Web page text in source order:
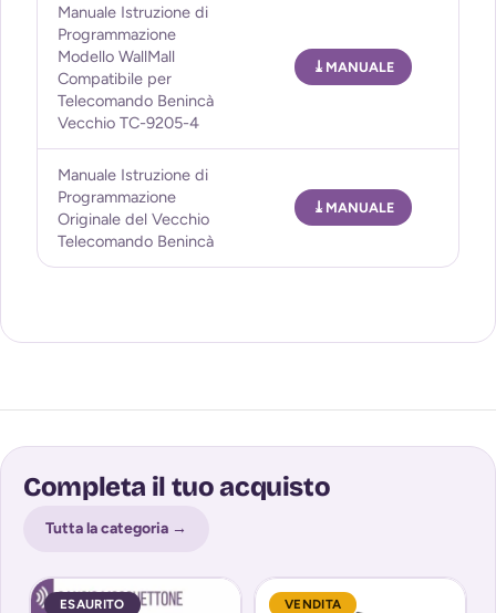
Manuale Istruzione di
Programmazione
Modello WallMall
Compatibile per
Telecomando Benincà
Vecchio TC-9205-4
MANUALE
Manuale Istruzione di
Programmazione
Originale del Vecchio
Telecomando Benincà
MANUALE
Completa il tuo acquisto
Tutta la categoria →
ESAURITO
VENDITA